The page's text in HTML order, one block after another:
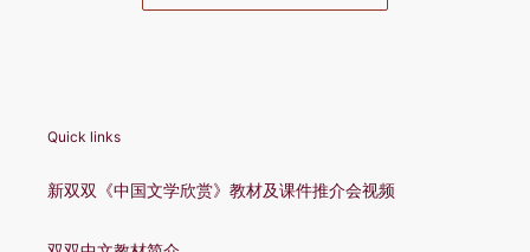
Quick links
新双双《中国文学欣赏》教材及课件推介会视频